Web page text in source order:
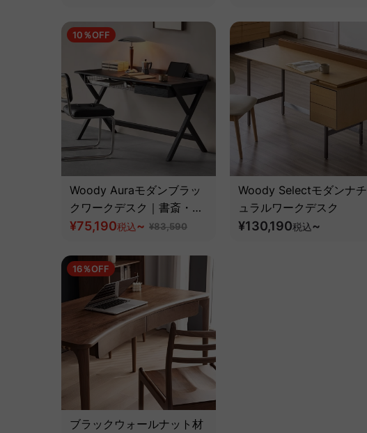
10％OFF
Woody Auraモダンブラッ
クワークデスク｜書斎・作
業部屋・リビングに馴染む
天然ホワイトアッシュ材】
¥75,190税込~ ¥83,590
Woody Selectモダンナチ
ュラルワークデスク
¥130,190税込~
16％OFF
ブラックウォールナット材